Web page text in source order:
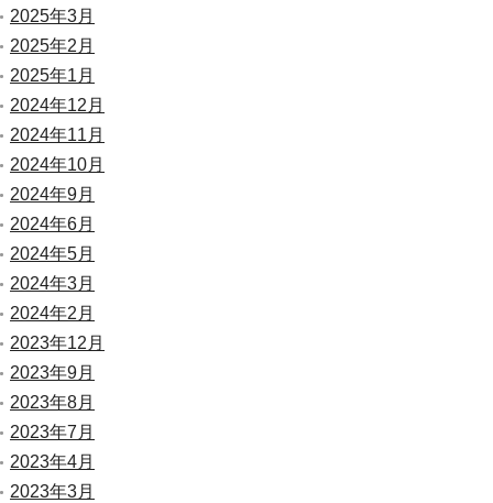
2025年3月
2025年2月
2025年1月
2024年12月
2024年11月
2024年10月
2024年9月
2024年6月
2024年5月
2024年3月
2024年2月
2023年12月
2023年9月
2023年8月
2023年7月
2023年4月
2023年3月